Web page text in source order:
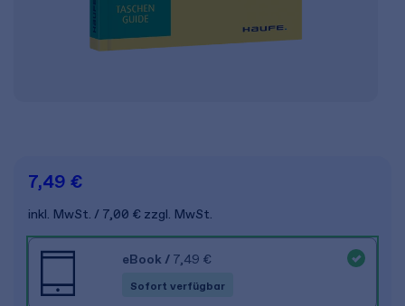
7,49 €
inkl. MwSt. 7,00 € zzgl. MwSt.
eBook / 7,49 €
Sofort verfügbar